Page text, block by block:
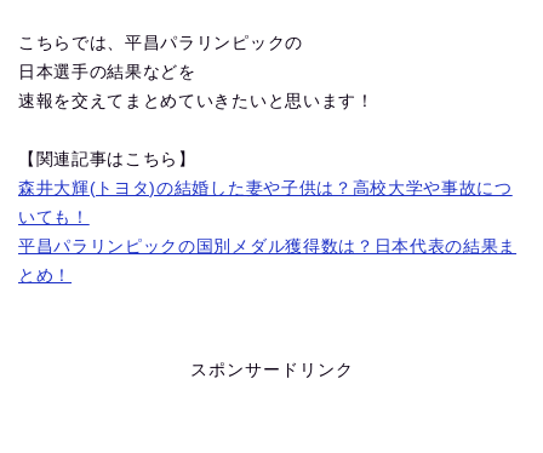
こちらでは、平昌パラリンピックの
日本選手の結果などを
速報を交えてまとめていきたいと思います！
【関連記事はこちら】
森井大輝(トヨタ)の結婚した妻や子供は？高校大学や事故につ
いても！
平昌パラリンピックの国別メダル獲得数は？日本代表の結果ま
とめ！
スポンサードリンク